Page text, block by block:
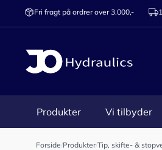
Fri fragt på ordrer over 3.000,-
Produkter Vi tilbyder
Forside/Produkter/Tip, skifte- &